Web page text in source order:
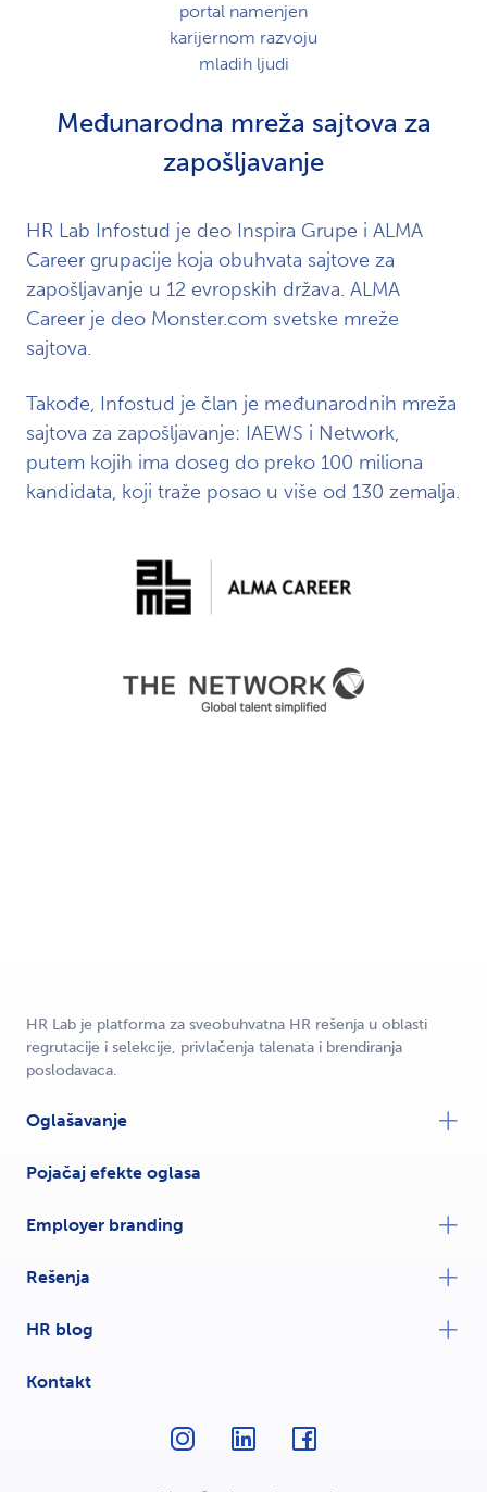
portal namenjen
karijernom razvoju
mladih ljudi
Međunarodna mreža sajtova za
zapošljavanje
HR Lab Infostud je deo Inspira Grupe i ALMA
Career grupacije koja obuhvata sajtove za
zapošljavanje u 12 evropskih država. ALMA
Career je deo Monster.com svetske mreže
sajtova.
Takođe, Infostud je član je međunarodnih mreža
sajtova za zapošljavanje: IAEWS i Network,
putem kojih ima doseg do preko 100 miliona
kandidata, koji traže posao u više od 130 zemalja.
HR Lab je platforma za sveobuhvatna HR rešenja u oblasti
regrutacije i selekcije, privlačenja talenata i brendiranja
poslodavaca.
Oglašavanje
Pojačaj efekte oglasa
Employer branding
Rešenja
HR blog
Kontakt